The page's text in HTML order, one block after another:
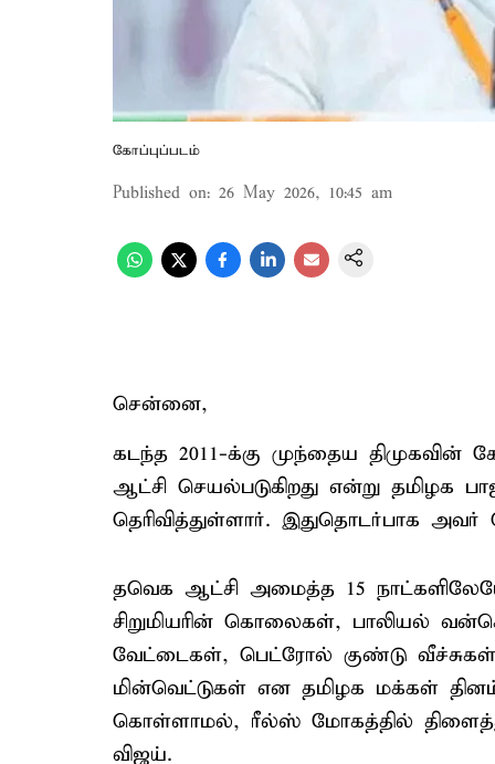
கோப்புப்படம்
Published on: 26 May 2026, 10:45 am
சென்னை,
கடந்த 2011-க்கு முந்தைய
ஆட்சி செயல்படுகிறது என்று தமிழக
தெரிவித்துள்ளார். இதுதொடர்பாக அவர்
தவெக ஆட்சி அமைத்த 15
சிறுமியரின் கொலைகள், பாலியல்
வேட்டைகள், பெட்ரோல் குண்டு
மின்வெட்டுகள் என தமிழக மக்கள்
கொள்ளாமல், ரீல்ஸ் மோகத்தில்
விஜய்.